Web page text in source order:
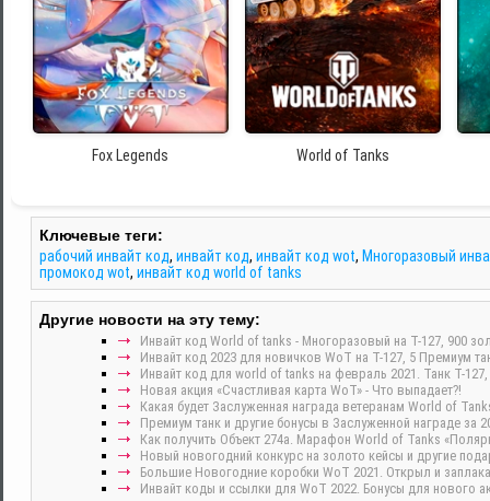
Fox Legends World of Tanks
Ключевые теги:
рабочий инвайт код, инвайт код, инвайт код wot, Многоразовый
промокод wot, инвайт код world of tanks
Другие новости на эту тему:
Инвайт код World of tanks - Многоразовый на Т-127, 900
Инвайт код 2023 для новичков WoT на Т-127, 5 Премиум
Инвайт код для world of tanks на февраль 2021. Танк Т-
Новая акция «Счастливая карта WoT» - Что выпадает?!
Какая будет Заслуженная награда ветеранам World of
Премиум танк и другие бонусы в Заслуженной награде за
Как получить Объект 274а. Марафон World of Tanks
Новый новогодний конкурс на золото кейсы и другие
Большие Новогодние коробки WoT 2021. Открыл и
Инвайт коды и ссылки для WoT 2022. Бонусы для нового